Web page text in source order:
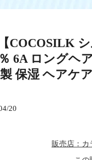
シ
6A ロングヘ
保湿 ヘアケ
20
販売店：カ